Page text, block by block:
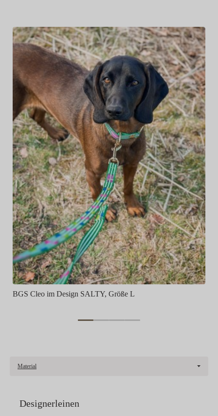
BGS Cleo im Design SALTY, Größe L
Material
Designerleinen